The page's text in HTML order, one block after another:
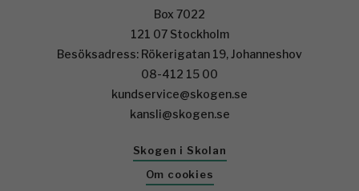
Box 7022
121 07 Stockholm
Besöksadress: Rökerigatan 19, Johanneshov
08-412 15 00
kundservice@skogen.se
kansli@skogen.se
Skogen i Skolan
Om cookies